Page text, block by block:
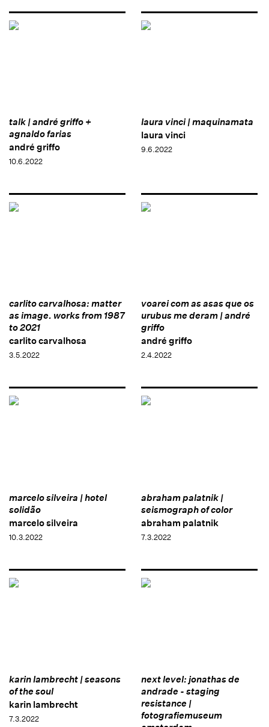
talk | andré griffo +
agnaldo farias
andré griffo
10.6.2022
laura vinci | maquinamata
laura vinci
9.6.2022
carlito carvalhosa: matter
as image. works from 1987
to 2021
carlito carvalhosa
3.5.2022
voarei com as asas que os
urubus me deram | andré
griffo
andré griffo
2.4.2022
marcelo silveira | hotel
solidão
marcelo silveira
10.3.2022
abraham palatnik |
seismograph of color
abraham palatnik
7.3.2022
karin lambrecht | seasons
of the soul
karin lambrecht
7.3.2022
next level: jonathas de
andrade - staging
resistance |
fotografiemuseum